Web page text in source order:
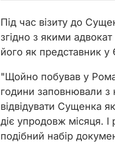
Під час візиту до
згідно з якими
його як представник
"Щойно побував у
години заповнювали з
відвідувати Сущенка
діє упродовж місяця. І
подібний набір